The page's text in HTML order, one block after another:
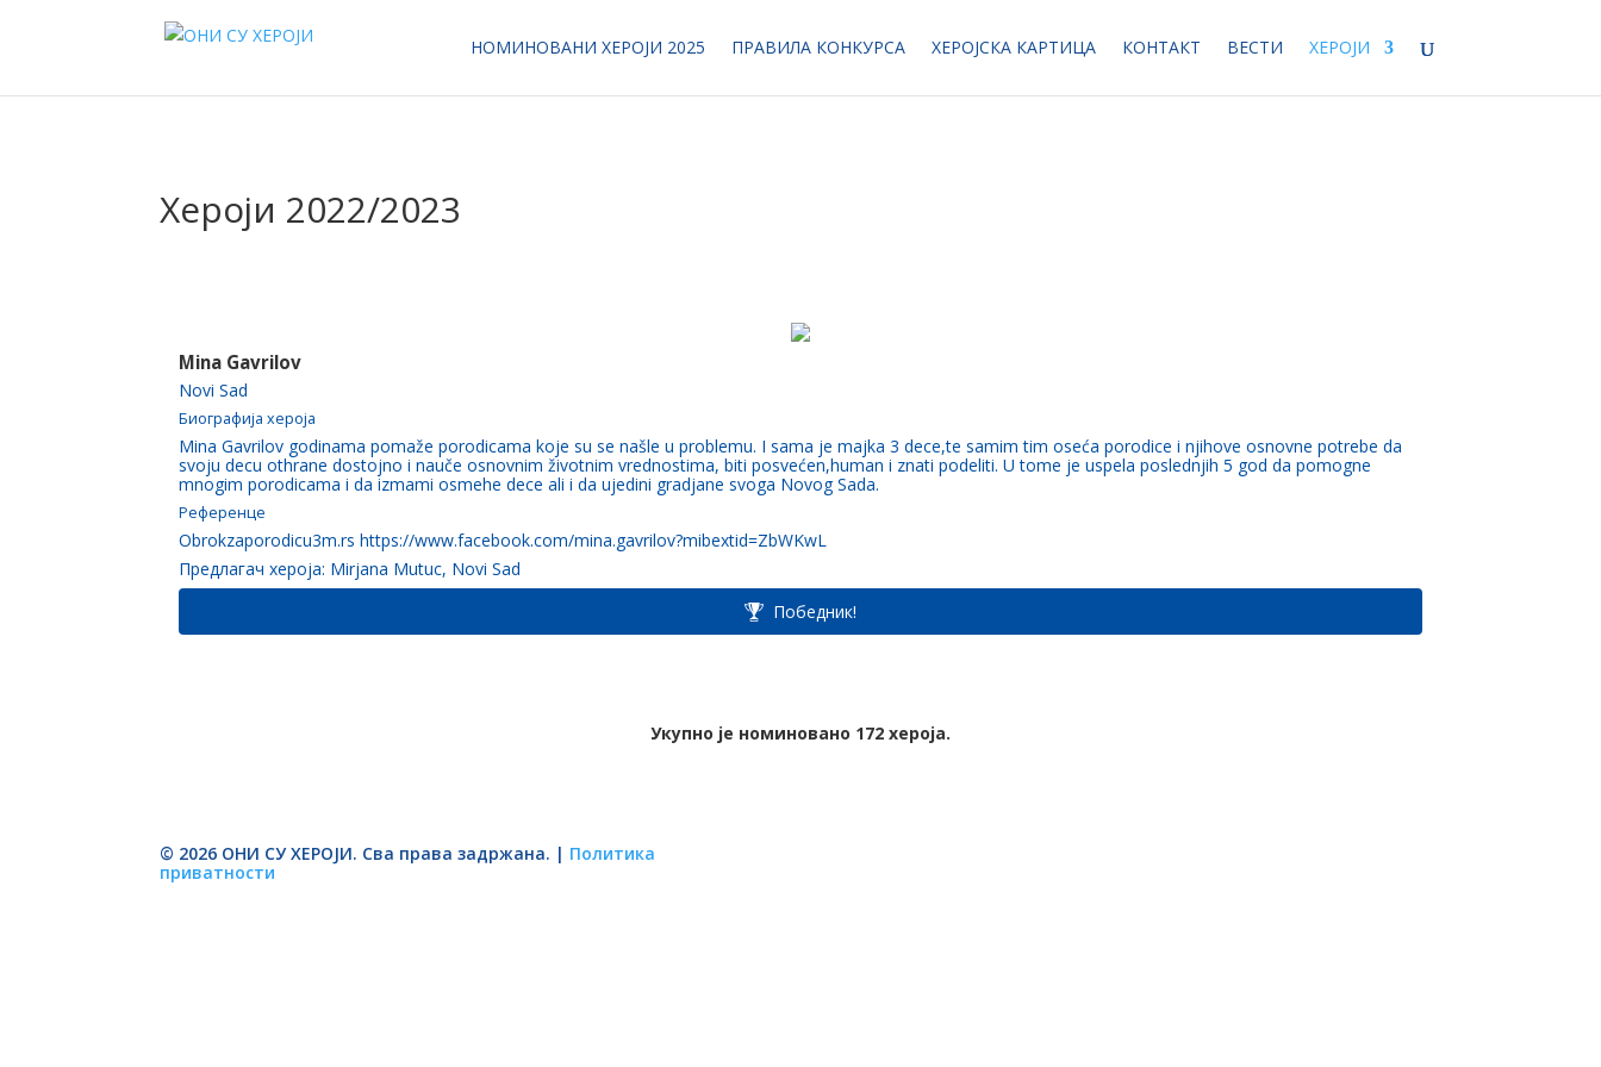
НОМИНОВАНИ ХЕРОЈИ 2025 ПРАВИЛА КОНКУРСА ХЕРОЈСКА КАРТИЦА КОНТАКТ ВЕСТИ ХЕРОЈИ
Хероји 2022/2023
Mina Gavrilov
Novi Sad
Биографија хероја
Mina Gavrilov godinama pomaže porodicama koje su se našle u problemu. I sama je majka 3 dece,te samim tim oseća porodice i njihove osnovne potrebe da
svoju decu othrane dostojno i nauče osnovnim životnim vrednostima, biti posvećen,human i znati podeliti. U tome je uspela poslednjih 5 god da pomogne
mnogim porodicama i da izmami osmehe dece ali i da ujedini gradjane svoga Novog Sada.
Референце
Obrokzaporodicu3m.rs https://www.facebook.com/mina.gavrilov?mibextid=ZbWKwL
Предлагач хероја: Mirjana Mutuc, Novi Sad
Победник!
Укупно је номиновано 172 хероја.
© 2026 ОНИ СУ ХЕРОЈИ. Сва права задржана. | Политика
приватности